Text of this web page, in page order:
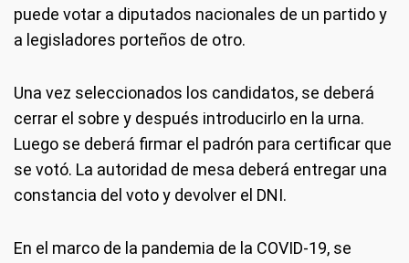
puede votar a diputados nacionales de un partido y
a legisladores porteños de otro.
Una vez seleccionados los candidatos, se deberá
cerrar el sobre y después introducirlo en la urna.
Luego se deberá firmar el padrón para certificar que
se votó. La autoridad de mesa deberá entregar una
constancia del voto y devolver el DNI.
En el marco de la pandemia de la COVID-19, se